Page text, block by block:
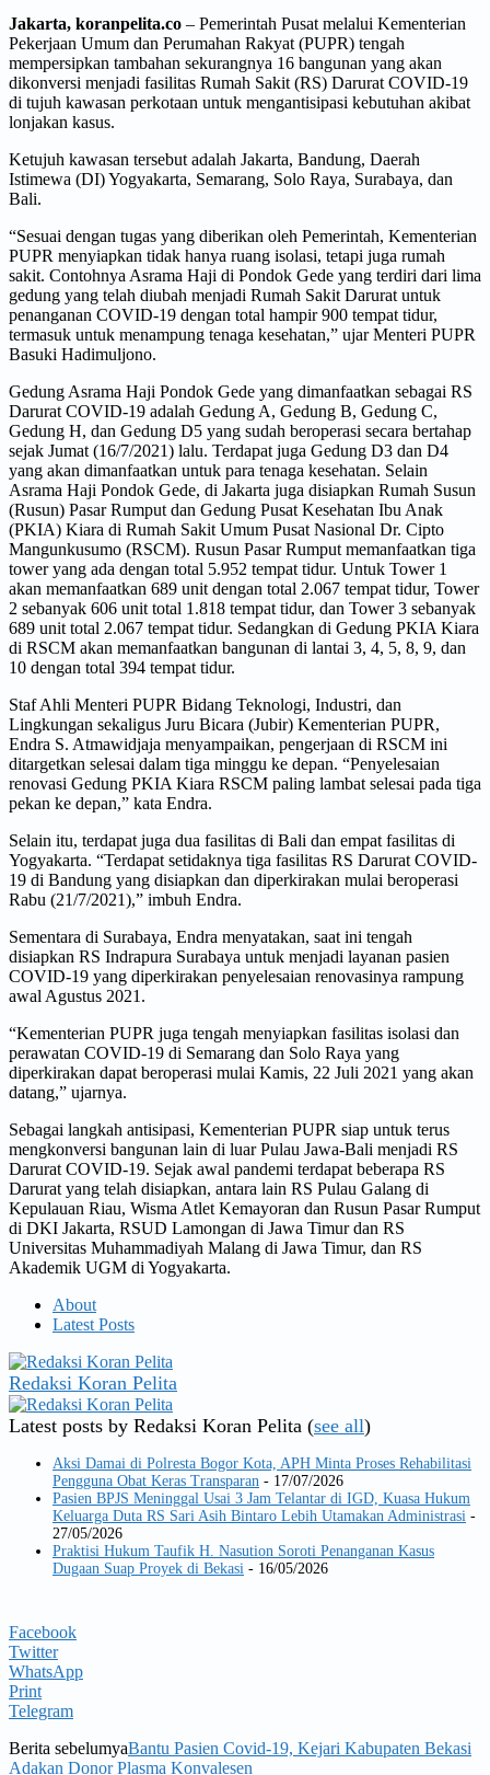
Jakarta, koranpelita.co – Pemerintah Pusat melalui Kementerian
Pekerjaan Umum dan Perumahan Rakyat (PUPR) tengah
mempersipkan tambahan sekurangnya 16 bangunan yang akan
dikonversi menjadi fasilitas Rumah Sakit (RS) Darurat COVID-19
di tujuh kawasan perkotaan untuk mengantisipasi kebutuhan akibat
lonjakan kasus.
Ketujuh kawasan tersebut adalah Jakarta, Bandung, Daerah
Istimewa (DI) Yogyakarta, Semarang, Solo Raya, Surabaya, dan
Bali.
“Sesuai dengan tugas yang diberikan oleh Pemerintah, Kementerian
PUPR menyiapkan tidak hanya ruang isolasi, tetapi juga rumah
sakit. Contohnya Asrama Haji di Pondok Gede yang terdiri dari lima
gedung yang telah diubah menjadi Rumah Sakit Darurat untuk
penanganan COVID-19 dengan total hampir 900 tempat tidur,
termasuk untuk menampung tenaga kesehatan,” ujar Menteri PUPR
Basuki Hadimuljono.
Gedung Asrama Haji Pondok Gede yang dimanfaatkan sebagai RS
Darurat COVID-19 adalah Gedung A, Gedung B, Gedung C,
Gedung H, dan Gedung D5 yang sudah beroperasi secara bertahap
sejak Jumat (16/7/2021) lalu. Terdapat juga Gedung D3 dan D4
yang akan dimanfaatkan untuk para tenaga kesehatan. Selain
Asrama Haji Pondok Gede, di Jakarta juga disiapkan Rumah Susun
(Rusun) Pasar Rumput dan Gedung Pusat Kesehatan Ibu Anak
(PKIA) Kiara di Rumah Sakit Umum Pusat Nasional Dr. Cipto
Mangunkusumo (RSCM). Rusun Pasar Rumput memanfaatkan tiga
tower yang ada dengan total 5.952 tempat tidur. Untuk Tower 1
akan memanfaatkan 689 unit dengan total 2.067 tempat tidur, Tower
2 sebanyak 606 unit total 1.818 tempat tidur, dan Tower 3 sebanyak
689 unit total 2.067 tempat tidur. Sedangkan di Gedung PKIA Kiara
di RSCM akan memanfaatkan bangunan di lantai 3, 4, 5, 8, 9, dan
10 dengan total 394 tempat tidur.
Staf Ahli Menteri PUPR Bidang Teknologi, Industri, dan
Lingkungan sekaligus Juru Bicara (Jubir) Kementerian PUPR,
Endra S. Atmawidjaja menyampaikan, pengerjaan di RSCM ini
ditargetkan selesai dalam tiga minggu ke depan. “Penyelesaian
renovasi Gedung PKIA Kiara RSCM paling lambat selesai pada tiga
pekan ke depan,” kata Endra.
Selain itu, terdapat juga dua fasilitas di Bali dan empat fasilitas di
Yogyakarta. “Terdapat setidaknya tiga fasilitas RS Darurat COVID-
19 di Bandung yang disiapkan dan diperkirakan mulai beroperasi
Rabu (21/7/2021),” imbuh Endra.
Sementara di Surabaya, Endra menyatakan, saat ini tengah
disiapkan RS Indrapura Surabaya untuk menjadi layanan pasien
COVID-19 yang diperkirakan penyelesaian renovasinya rampung
awal Agustus 2021.
“Kementerian PUPR juga tengah menyiapkan fasilitas isolasi dan
perawatan COVID-19 di Semarang dan Solo Raya yang
diperkirakan dapat beroperasi mulai Kamis, 22 Juli 2021 yang akan
datang,” ujarnya.
Sebagai langkah antisipasi, Kementerian PUPR siap untuk terus
mengkonversi bangunan lain di luar Pulau Jawa-Bali menjadi RS
Darurat COVID-19. Sejak awal pandemi terdapat beberapa RS
Darurat yang telah disiapkan, antara lain RS Pulau Galang di
Kepulauan Riau, Wisma Atlet Kemayoran dan Rusun Pasar Rumput
di DKI Jakarta, RSUD Lamongan di Jawa Timur dan RS
Universitas Muhammadiyah Malang di Jawa Timur, dan RS
Akademik UGM di Yogyakarta.
About
Latest Posts
Redaksi Koran Pelita
Latest posts by Redaksi Koran Pelita (see all)
Aksi Damai di Polresta Bogor Kota, APH Minta Proses Rehabilitasi
Pengguna Obat Keras Transparan - 17/07/2026
Pasien BPJS Meninggal Usai 3 Jam Telantar di IGD, Kuasa Hukum
Keluarga Duta RS Sari Asih Bintaro Lebih Utamakan Administrasi -
27/05/2026
Praktisi Hukum Taufik H. Nasution Soroti Penanganan Kasus
Dugaan Suap Proyek di Bekasi - 16/05/2026
Facebook
Twitter
WhatsApp
Print
Telegram
Berita sebelumyaBantu Pasien Covid-19, Kejari Kabupaten Bekasi
Adakan Donor Plasma Konvalesen